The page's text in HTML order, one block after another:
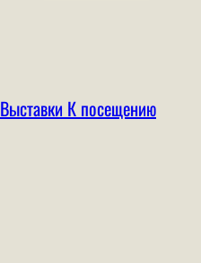
Выставки К посещению